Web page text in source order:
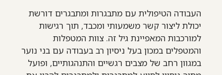
העבודה הטיפולית עם מתבגרות ומתבגרים דורשת
יכולת ליצור קשר משמעותי ומכבד, תוך רגישות
למורכבות המאפיינת גיל זה. צוות המטפלות
והמטפלים במכון בעל ניסיון רב בעבודה עם בני נוער
במגוון רחב של מצבים רגשיים והתנהגותיים, ופועל